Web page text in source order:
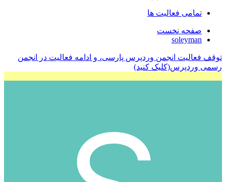
تمامی فعالیت ها
صفحه نخست
soleyman
توقف فعالیت انجمن وردپرس پارسی، و ادامه فعالیت در انجمن
رسمی وردپرس(کلیک کنید)